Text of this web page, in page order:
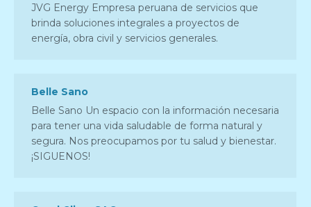
JVG Energy Empresa peruana de servicios que
brinda soluciones integrales a proyectos de
energía, obra civil y servicios generales.
Belle Sano
Belle Sano Un espacio con la información necesaria
para tener una vida saludable de forma natural y
segura. Nos preocupamos por tu salud y bienestar.
¡SIGUENOS!